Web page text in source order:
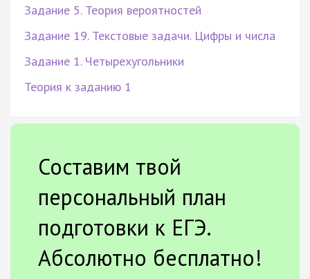
Задание 5. Теория вероятностей
Задание 19. Текстовые задачи. Цифры и числа
Задание 1. Четырехугольники
Теория к заданию 1
Составим твой
персональный план
подготовки к ЕГЭ.
Абсолютно бесплатно!